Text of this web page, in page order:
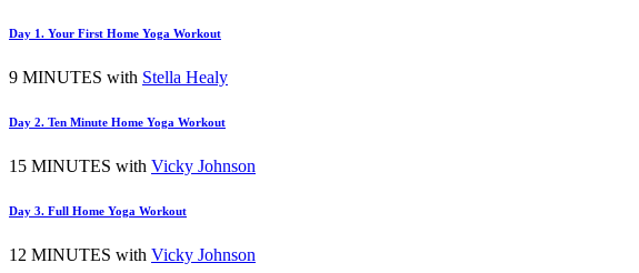
Day 1. Your First Home Yoga Workout
9 MINUTES with Stella Healy
Day 2. Ten Minute Home Yoga Workout
15 MINUTES with Vicky Johnson
Day 3. Full Home Yoga Workout
12 MINUTES with Vicky Johnson